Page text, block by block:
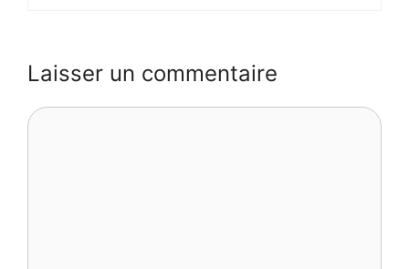
Laisser un commentaire
Commentaire